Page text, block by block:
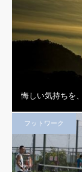
悔しい気持ちを
フットワーク